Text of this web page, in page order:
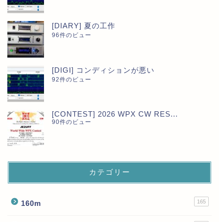
[DIARY] 夏の工作
96件のビュー
[DIGI] コンディションが悪い
92件のビュー
[CONTEST] 2026 WPX CW RES...
90件のビュー
カテゴリー
160m 165